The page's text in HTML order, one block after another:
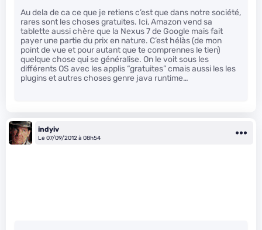
Au dela de ca ce que je retiens c’est que dans notre société,
rares sont les choses gratuites. Ici, Amazon vend sa
tablette aussi chère que la Nexus 7 de Google mais fait
payer une partie du prix en nature. C’est hélàs (de mon
point de vue et pour autant que te comprennes le tien)
quelque chose qui se généralise. On le voit sous les
différents OS avec les applis “gratuites” cmais aussi les les
plugins et autres choses genre java runtime…
indyiv
Le 07/09/2012 à 08h54